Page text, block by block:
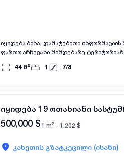
იყიდება ბინა. დამატებითი
ფართო არჩევანი მიმდებარე
44 მ² 1 7/8
იყიდება 19 ოთახიანი
500,000 $1 m² - 1,202 $
კახეთის გზატკეცილი (ისანი)